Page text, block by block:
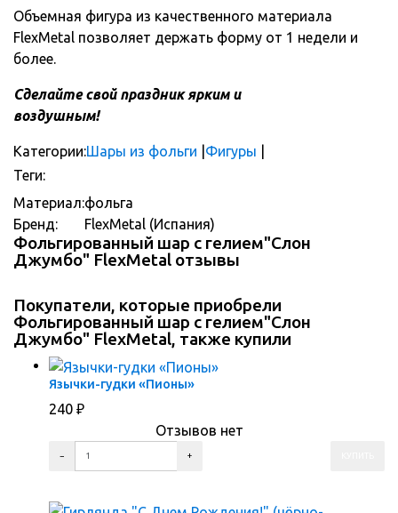
Объемная фигура из качественного материала
FlexMetal позволяет держать форму от 1 недели и
более.
Сделайте свой праздник ярким и
воздушным!
Категории:Шары из фольги Фигуры
Теги:
Материал:фольга
Бренд:
FlexMetal (Испания)
Фольгированный шар с гелием"Слон
Джумбо" FlexMetal отзывы
Покупатели, которые приобрели
Фольгированный шар с гелием"Слон
Джумбо" FlexMetal, также купили
Язычки-гудки «Пионы»
240 ₽
Отзывов нет